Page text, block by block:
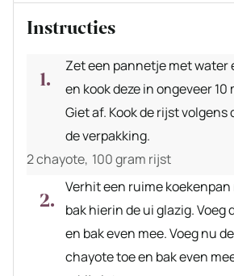
Instructies
Zet een pannetje met water
en kook deze in ongeveer
Giet af. Kook de rijst
de verpakking.
2 chayote, 100 gram rijst
Verhit een ruime koekenpan
bak hierin de ui glazig. Voeg
en bak even mee. Voeg nu
chayote toe en bak even